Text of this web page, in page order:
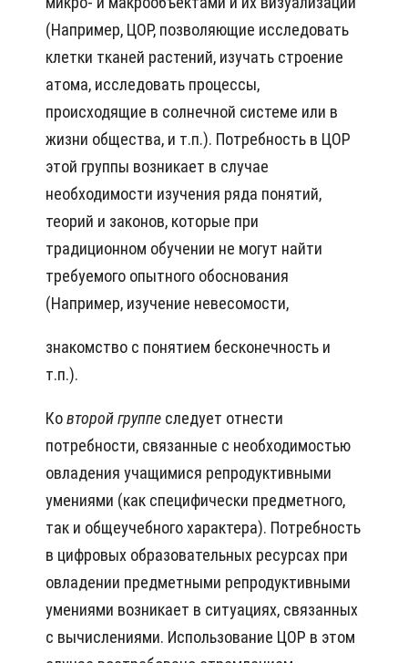
(Например, ЦОР, позволяющие исследовать
клетки тканей растений, изучать строение
атома, исследовать процессы,
происходящие в солнечной системе или в
жизни общества, и т.п.). Потребность в ЦОР
этой группы возникает в случае
необходимости изучения ряда понятий,
теорий и законов, которые при
традиционном обучении не могут найти
требуемого опытного обоснования
(Например, изучение невесомости,
знакомство с понятием бесконечность и
т.п.).
Ковторой группе следует отнести
потребности, связанные с необходимостью
овладения учащимися репродуктивными
умениями (как специфически предметного,
так и общеучебного характера). Потребность
в цифровых образовательных ресурсах при
овладении предметными репродуктивными
умениями возникает в ситуациях, связанных
с вычислениями. Использование ЦОР в этом